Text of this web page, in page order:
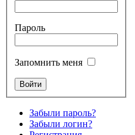
Пароль
Запомнить меня
Забыли пароль?
Забыли логин?